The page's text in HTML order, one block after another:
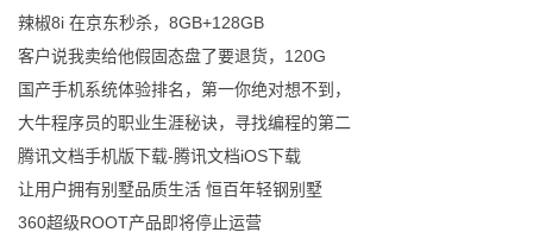
辣椒8i 在京东秒杀，8GB+128GB
客户说我卖给他假固态盘了要退货，120G
国产手机系统体验排名，第一你绝对想不到，
大牛程序员的职业生涯秘诀，寻找编程的第二
腾讯文档手机版下载-腾讯文档iOS下载
让用户拥有别墅品质生活 恒百年轻钢别墅
360超级ROOT产品即将停止运营